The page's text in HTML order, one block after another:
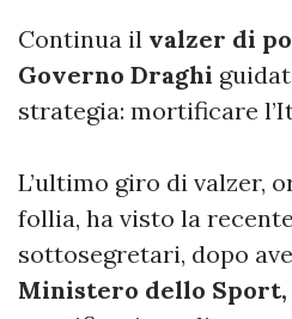
Continua il valzer di
Governo Draghi
strategia: mortificare
L’ultimo giro di valzer,
follia, ha visto la
sottosegretari, dopo
Ministero dello Sport,